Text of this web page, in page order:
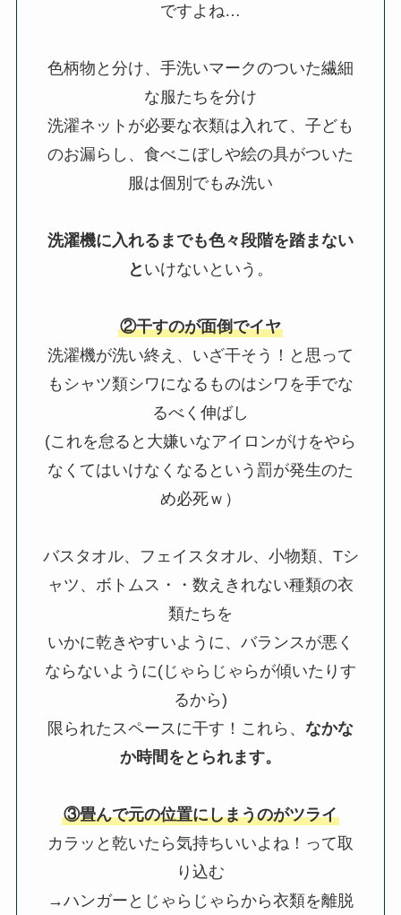
ですよね…
色柄物と分け、手洗いマークのついた繊細
な服たちを分け
洗濯ネットが必要な衣類は入れて、子ども
のお漏らし、食べこぼしや絵の具がついた
服は個別でもみ洗い
洗濯機に入れるまでも色々段階を踏まない
と いけないという。
②干すのが面倒でイヤ
洗濯機が洗い終え、いざ干そう！と思って
もシャツ類シワになるものはシワを手でな
るべく伸ばし
(これを怠ると大嫌いなアイロンがけをやら
なくてはいけなくなるという罰が発生のた
め必死ｗ）
バスタオル、フェイスタオル、小物類、Tシ
ャツ、ボトムス・・数えきれない種類の衣
類たちを
いかに乾きやすいように、バランスが悪く
ならないように(じゃらじゃらが傾いたりす
るから)
限られたスペースに干す！これら、 なかな
か時間をとられます。
③畳んで元の位置にしまうのがツライ
カラッと乾いたら気持ちいいよね！って取
り込む
→ハンガーとじゃらじゃらから衣類を離脱